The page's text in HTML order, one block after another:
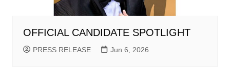
OFFICIAL CANDIDATE SPOTLIGHT
PRESS RELEASE Jun 6, 2026